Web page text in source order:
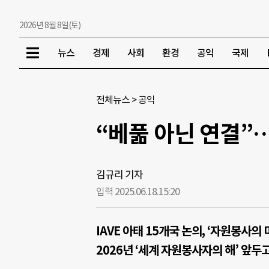
2026년 8월 8일(토)
뉴스 경제 사회 환경 공익 국제
전체뉴스 >공익
“베풂 아닌 연결
김규리 기자
입력 2025.06.18.15:20
IAVE 아태 15개국 논의, ‘자원봉사의
2026년 ‘세계 자원봉사자의 해’ 앞